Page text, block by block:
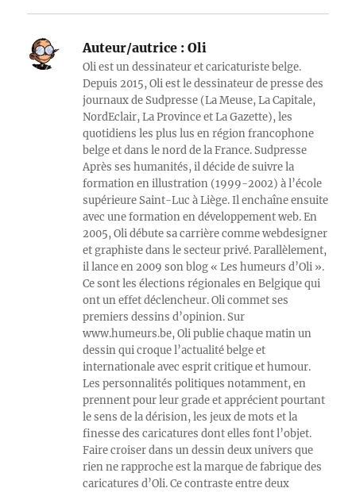
Auteur/autrice : Oli
Oli est un dessinateur et caricaturiste belge.
Depuis 2015, Oli est le dessinateur de presse des
journaux de Sudpresse (La Meuse, La Capitale,
NordEclair, La Province et La Gazette), les
quotidiens les plus lus en région francophone
belge et dans le nord de la France. Sudpresse
Après ses humanités, il décide de suivre la
formation en illustration (1999-2002) à l’école
supérieure Saint-Luc à Liège. Il enchaîne ensuite
avec une formation en développement web. En
2005, Oli débute sa carrière comme webdesigner
et graphiste dans le secteur privé. Parallèlement,
il lance en 2009 son blog « Les humeurs d’Oli ».
Ce sont les élections régionales en Belgique qui
ont un effet déclencheur. Oli commet ses
premiers dessins d’opinion. Sur
www.humeurs.be, Oli publie chaque matin un
dessin qui croque l’actualité belge et
internationale avec esprit critique et humour.
Les personnalités politiques notamment, en
prennent pour leur grade et apprécient pourtant
le sens de la dérision, les jeux de mots et la
finesse des caricatures dont elles font l’objet.
Faire croiser dans un dessin deux univers que
rien ne rapproche est la marque de fabrique des
caricatures d’Oli. Ce contraste entre deux